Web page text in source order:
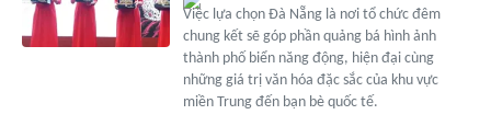
Việc lựa chọn Đà Nẵng là nơi tổ chức đêm
chung kết sẽ góp phần quảng bá hình ảnh
thành phố biển năng động, hiện đại cùng
những giá trị văn hóa đặc sắc của khu vực
miền Trung đến bạn bè quốc tế.